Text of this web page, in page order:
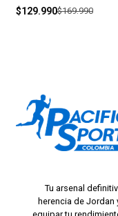
$129.990$169.990
Tu arsenal
herencia de